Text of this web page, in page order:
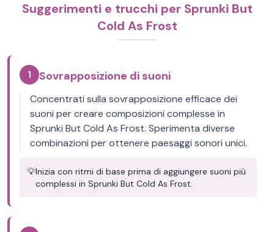
Suggerimenti e trucchi per Sprunki But
Cold As Frost
1 Sovrapposizione di suoni
Concentrati sulla sovrapposizione efficace dei
suoni per creare composizioni complesse in
Sprunki But Cold As Frost. Sperimenta diverse
combinazioni per ottenere paesaggi sonori unici.
💡Inizia con ritmi di base prima di aggiungere suoni più
complessi in Sprunki But Cold As Frost.